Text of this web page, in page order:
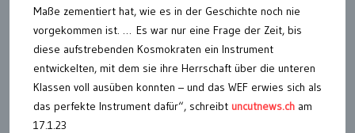
Maße zementiert hat, wie es in der Geschichte noch nie
vorgekommen ist. … Es war nur eine Frage der Zeit, bis
diese aufstrebenden Kosmokraten ein Instrument
entwickelten, mit dem sie ihre Herrschaft über die unteren
Klassen voll ausüben konnten – und das WEF erwies sich als
das perfekte Instrument dafür“, schreibt uncutnews.ch am
17.1.23